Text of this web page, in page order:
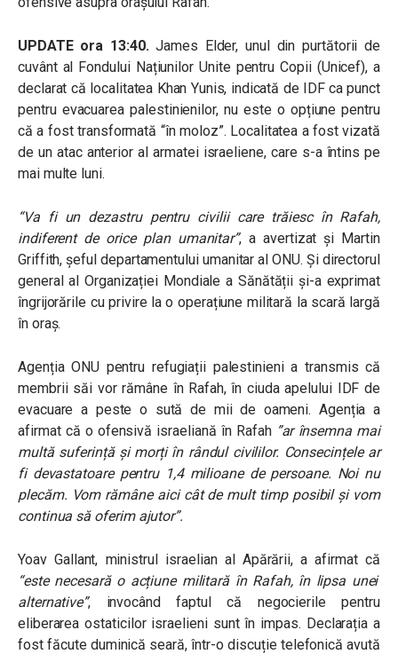
UPDATE ora 13:40.James Elder, unul din purtătorii de
cuvânt al Fondului Națiunilor Unite pentru Copii (Unicef), a
declarat că localitatea Khan Yunis, indicată de IDF ca punct
pentru evacuarea palestinienilor, nu este o opțiune pentru
că a fost transformată “în moloz”. Localitatea a fost vizată
de un atac anterior al armatei israeliene, care s-a întins pe
mai multe luni.
“Va fi un dezastru pentru civilii care trăiesc în Rafah,
indiferent de orice plan umanitar”, a avertizat și Martin
Griffith, șeful departamentului umanitar al ONU. Și directorul
general al Organizației Mondiale a Sănătății și-a exprimat
îngrijorările cu privire la o operațiune militară la scară largă
în oraș.
Agenția ONU pentru refugiații palestinieni a transmis că
membrii săi vor rămâne în Rafah, în ciuda apelului IDF de
evacuare a peste o sută de mii de oameni. Agenția a
afirmat că o ofensivă israeliană în Rafah ”ar însemna mai
multă suferință și morți în rândul civililor. Consecințele ar
fi devastatoare pentru 1,4 milioane de persoane. Noi nu
plecăm. Vom rămâne aici cât de mult timp posibil și vom
continua să oferim ajutor”.
Yoav Gallant, ministrul israelian al Apărării, a afirmat că
“este necesară o acțiune militară în Rafah, în lipsa unei
alternative”, invocând faptul că negocierile pentru
eliberarea ostaticilor israelieni sunt în impas. Declarația a
fost făcute duminică seară, într-o discuție telefonică avută